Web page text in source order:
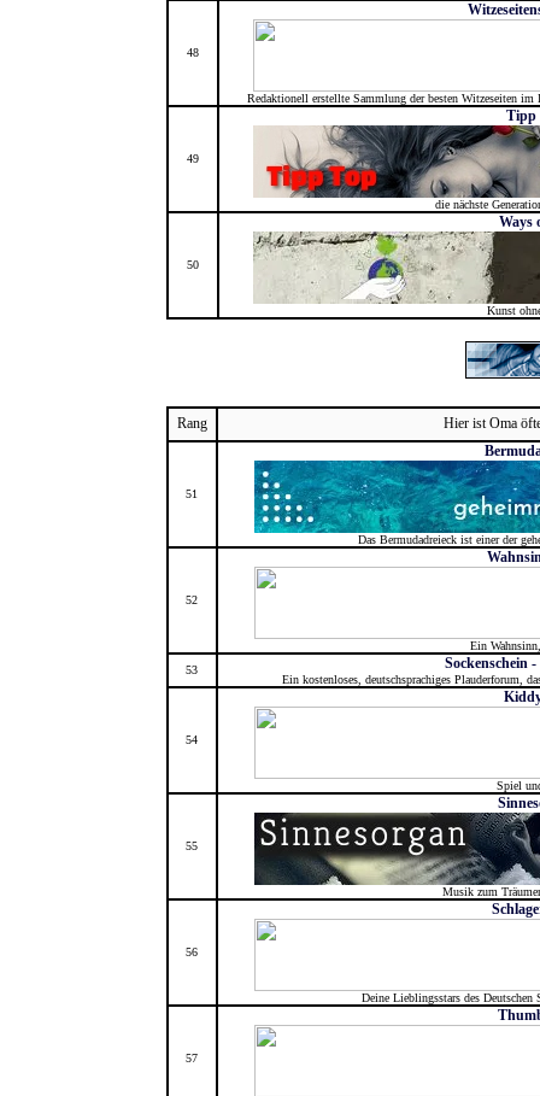
48
Redaktionell erstellte Sammlung der besten Witzeseiten
49
Tipp
die nächste
50
Ways
Kunst
Rang Hier ist Oma
51
Das Bermudadreieck ist einer der
52
Ein
53
Sockenschein
Ein kostenloses, deutschsprachiges Plauderforum,
54
Spiel
55
Musik zum
56
Deine Lieblingsstars des Deutschen
57